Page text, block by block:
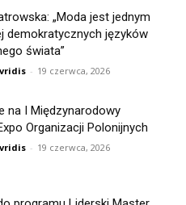
„Moda jest jednym
demokratycznych języków
świata”
- 19 czerwca, 2026
na I Międzynarodowy
Organizacji Polonijnych
- 19 czerwca, 2026